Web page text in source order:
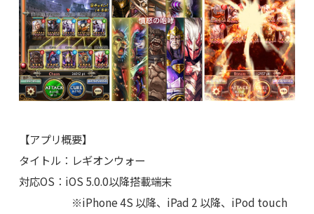
【アプリ概要】
タイトル：レギオンウォー
対応OS：iOS 5.0.0以降搭載端末
※iPhone 4S 以降、iPad 2 以降、iPod touch